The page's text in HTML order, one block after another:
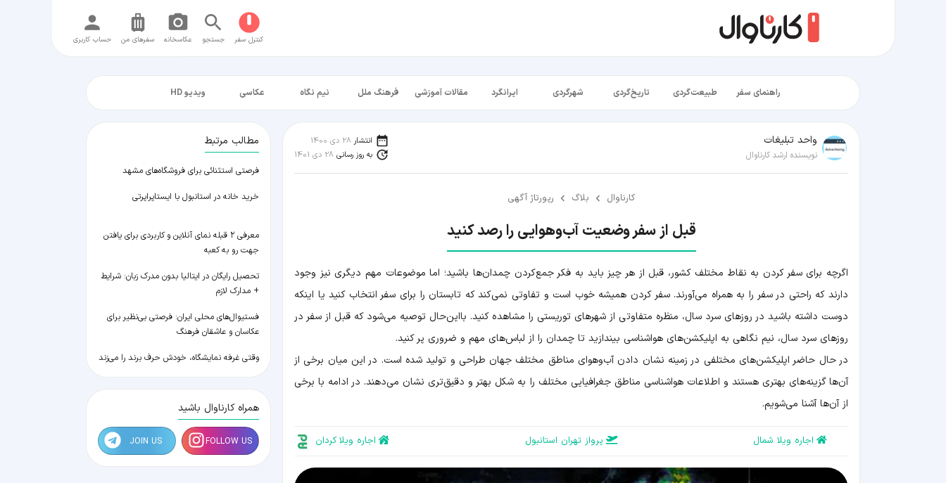
کنترل سفر جستجو عکاسخانه سفر‌های من حساب کاربری
راهنمای سفر طبیعت‌گردی تاریخ‌گردی شهرگردی ایرانگرد مقالات آموزشی فرهنگ ملل نیم نگاه عکاسی ویدیو HD
واحد تبلیغات
نویسنده ارشد کارناوال
انتشار 28 دی 1400
به روز رسانی 28 دی 1401
کارناوال بلاگ رپورتاژ آگهی
قبل از سفر وضعیت آب‌وهوایی را رصد کنید
اگرچه برای سفر کردن به نقاط مختلف کشور، قبل از هر چیز باید به فکر جمع‌کردن چمدان‌ها باشید؛ اما موضوعات مهم دیگری نیز وجود
دارند که راحتی در سفر را به همراه می‌آورند. سفر کردن همیشه خوب است و تفاوتی نمی‌کند که تابستان را برای سفر انتخاب کنید یا اینکه
دوست داشته باشید در روزهای سرد سال، منظره متفاوتی از شهرهای توریستی را مشاهده کنید. بااین‌حال توصیه می‌شود که قبل از سفر در
روزهای سرد سال، نیم نگاهی به اپلیکشن‌های هواشناسی بیندازید تا چمدان را از لباس‌های مهم و ضروری پر کنید.
در حال حاضر اپلیکشن‌های مختلفی در زمینه نشان دادن آب‌وهوای مناطق مختلف جهان طراحی و تولید شده است. در این میان برخی از
آن‌ها گزینه‌های بهتری هستند و اطلاعات هواشناسی مناطق جغرافیایی مختلف را به شکل بهتر و دقیق‌تری نشان می‌دهند. در ادامه با برخی
از آن‌ها آشنا می‌شویم.
اجاره ویلا شمال پرواز تهران استانبول اجاره ویلا کردان
مطالب مرتبط
فرصتی استثنائی برای فروشگاه‌های مشهد
خرید خانه در استانبول با ایستاپراپرتی
معرفی ۲ قبله نمای آنلاین و کاربردی برای یافتن
جهت رو به کعبه
تحصیل رایگان در ایتالیا بدون مدرک زبان: شرایط
+ مدارک لازم
فستیوال‌های محلی ایران: فرصتی بی‌نظیر برای
عکاسان و عاشقان فرهنگ
وقتی غرفه نمایشگاه، خودش حرف برند را می‌زند
همراه کارناوال باشید
FOLLOW US
JOIN US